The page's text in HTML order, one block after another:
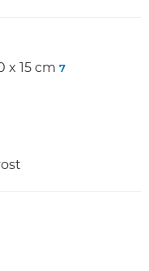
x 15 cm 7